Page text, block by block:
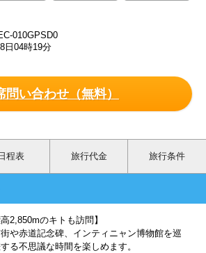
010GPSD0
日04時19分
問い合わせ（無料）
日程表 旅行代金 旅行条件
2,850mのキトも訪問】
や赤道記念碑、インティニャン博物館を巡
る不思議な時間を楽しめます。